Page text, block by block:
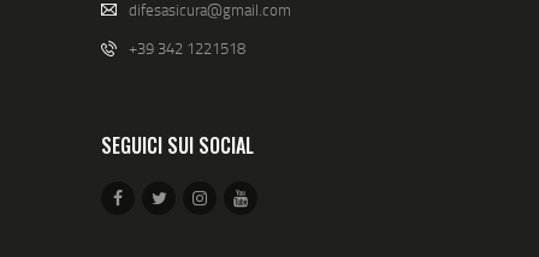
difesasicura@gmail.com
+39 342 1221518
SEGUICI SUI SOCIAL